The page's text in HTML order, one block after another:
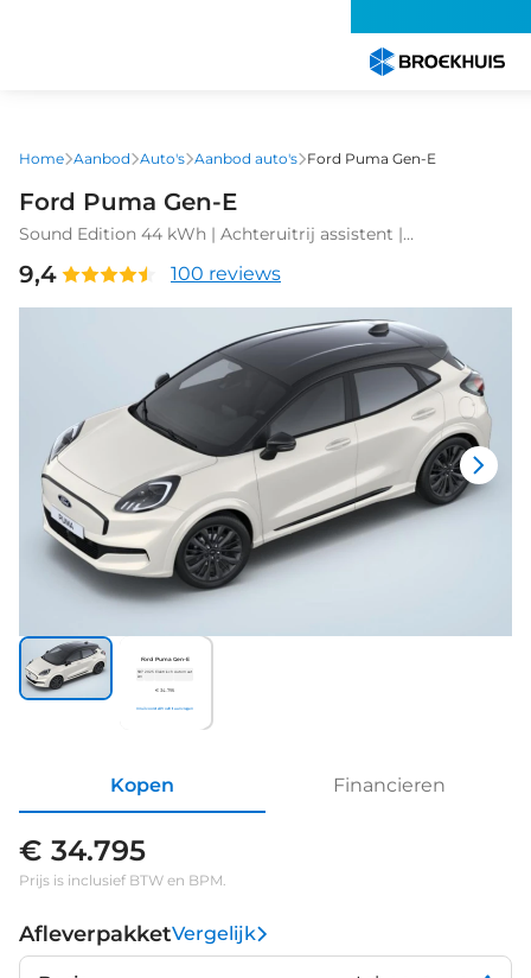
gaan
Home Aanbod Auto's Aanbod auto's Ford Puma Gen-E
Ford Puma Gen-E
Sound Edition 44 kWh | Achteruitrij assistent |
Auto|telefoonintegratie premium
9,4 100 reviews
Ford Puma Gen-E
587
km
2025 Elektrisch Automaat
€ 34.795
InruilvoorstelProefrit aanvragen
Kopen Financieren
€ 34.795
Prijs is inclusief BTW en BPM.
AfleverpakketVergelijk